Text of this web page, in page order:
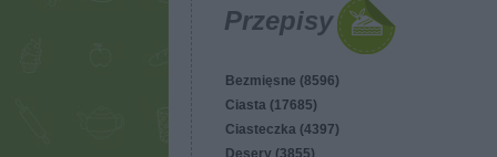
Przepisy
Bezmięsne (8596)
Ciasta (17685)
Ciasteczka (4397)
Desery (3855)